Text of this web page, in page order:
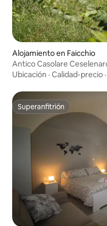
Alojamiento en Faicchio
Antico Casolare
Ubicación · Calidad-precio ·
Superanfitrión
Superanfitrión